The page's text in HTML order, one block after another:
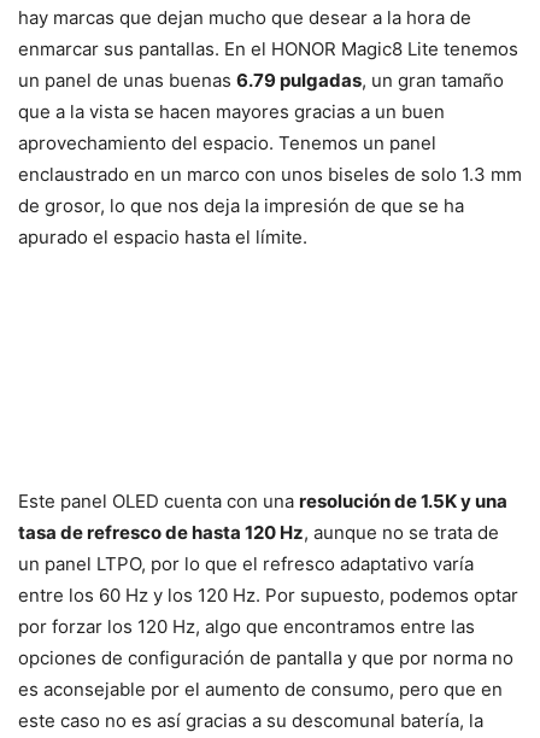
hay marcas que dejan mucho que desear a la hora de
enmarcar sus pantallas. En el HONOR Magic8 Lite tenemos
un panel de unas buenas 6.79 pulgadas, un gran tamaño
que a la vista se hacen mayores gracias a un buen
aprovechamiento del espacio. Tenemos un panel
enclaustrado en un marco con unos biseles de solo 1.3 mm
de grosor, lo que nos deja la impresión de que se ha
apurado el espacio hasta el límite.
Este panel OLED cuenta con una resolución de 1.5K y una
tasa de refresco de hasta 120 Hz, aunque no se trata de
un panel LTPO, por lo que el refresco adaptativo varía
entre los 60 Hz y los 120 Hz. Por supuesto, podemos optar
por forzar los 120 Hz, algo que encontramos entre las
opciones de configuración de pantalla y que por norma no
es aconsejable por el aumento de consumo, pero que en
este caso no es así gracias a su descomunal batería, la